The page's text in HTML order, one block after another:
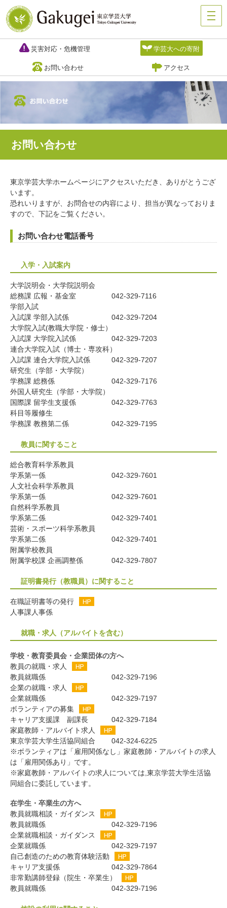
災害対応・危機管理 学芸大への寄附
お問い合わせ アクセス
お問い合わせ
東京学芸大学ホームページにアクセスいただき、ありがとうござ
います。
恐れいりますが、お問合せの内容により、担当が異なっておりま
すので、下記をご覧ください。
お問い合わせ電話番号
入学・入試案内
大学説明会・大学院説明会
総務課 広報・基金室
042-329-7116
学部入試
入試課 学部入試係
042-329-7204
大学院入試(教職大学院・修士）
入試課 大学院入試係
042-329-7203
連合大学院入試（博士・専攻科）
入試課 連合大学院入試係
042-329-7207
研究生（学部・大学院）
学務課 総務係
042-329-7176
外国人研究生（学部・大学院）
国際課 留学生支援係
042-329-7763
科目等履修生
学務課 教務第二係
042-329-7195
教員に関すること
総合教育科学系教員
学系第一係
042-329-7601
人文社会科学系教員
学系第一係
042-329-7601
自然科学系教員
学系第二係
042-329-7401
芸術・スポーツ科学系教員
学系第二係
042-329-7401
附属学校教員
附属学校課 企画調整係
042-329-7807
証明書発行（教職員）に関すること
在職証明書等の発行
人事課人事係
就職・求人（アルバイトを含む）
学校・教育委員会・企業団体の方へ
教員の就職・求人
教員就職係
042-329-7196
企業の就職・求人
企業就職係
042-329-7197
ボランティアの募集
キャリア支援課 副課長
042-329-7184
家庭教師・アルバイト求人
東京学芸大学生活協同組合
042-324-6225
※ボランティアは「雇用関係なし」家庭教師・アルバイトの求人
は「雇用関係あり」です。
※家庭教師・アルバイトの求人については,東京学芸大学生活協
同組合に委託しています。
在学生・卒業生の方へ
教員就職相談・ガイダンス
教員就職係
042-329-7196
企業就職相談・ガイダンス
企業就職係
042-329-7197
自己創造のための教育体験活動
キャリア支援係
042-329-7864
非常勤講師登録（院生・卒業生）
教員就職係
042-329-7196